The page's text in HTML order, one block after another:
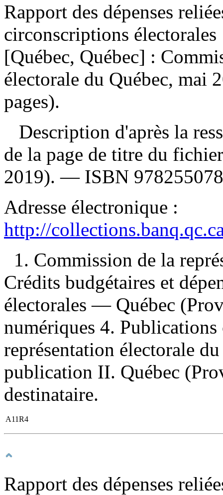
Rapport des dépenses
circonscriptions
[Québec, Québec] :
électorale du Québec, mai
pages).
Description d'après la
de la page de titre du
2019). — ISBN
Adresse électronique :
http://
1. Commission de la
Crédits budgétaires et
électorales — Québec
numériques 4.
représentation électorale
publication II. Québec
destinataire.
A11R4
Rapport des dépenses